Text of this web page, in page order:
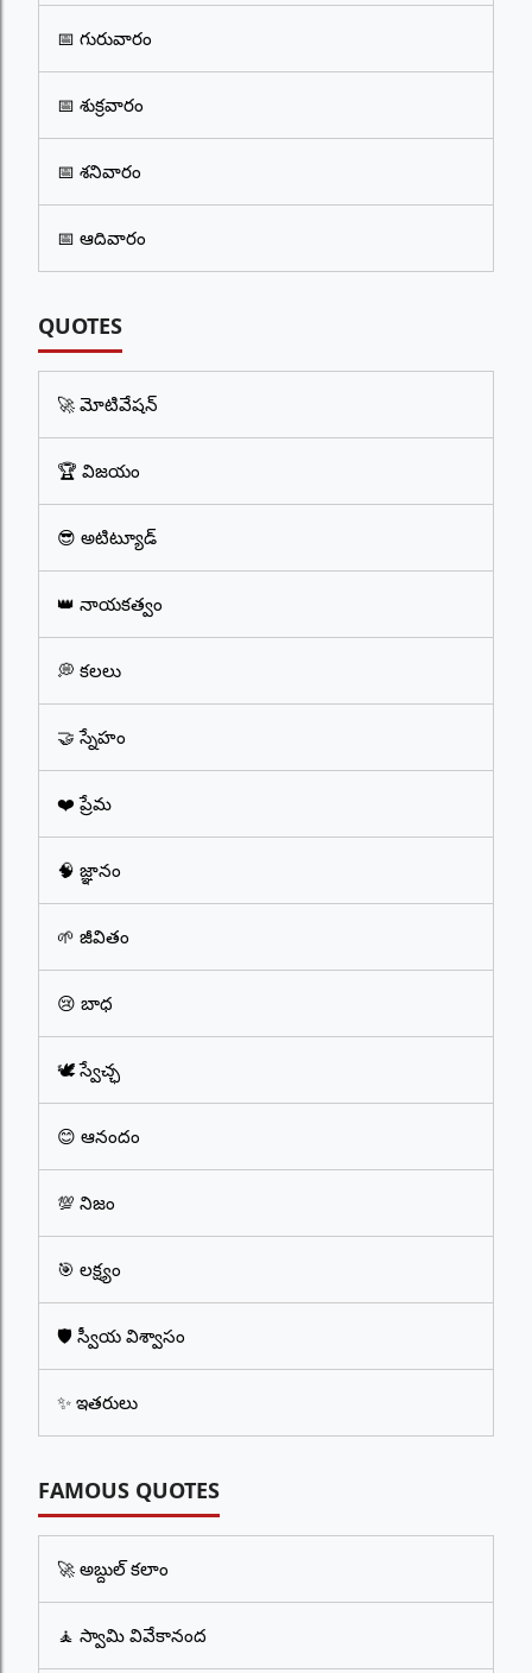
📅 గురువారం
📅 శుక్రవారం
📅 శనివారం
📅 ఆదివారం
QUOTES
🚀 మోటివేషన్
🏆 విజయం
😎 అటిట్యూడ్
👑 నాయకత్వం
💭 కలలు
🤝 స్నేహం
❤️ ప్రేమ
🧠 జ్ఞానం
🌱 జీవితం
😢 బాధ
🕊️ స్వేచ్ఛ
😊 ఆనందం
💯 నిజం
🎯 లక్ష్యం
🛡️ స్వీయ విశ్వాసం
✨ ఇతరులు
FAMOUS QUOTES
🚀 అబ్దుల్ కలాం
🧘 స్వామి వివేకానంద